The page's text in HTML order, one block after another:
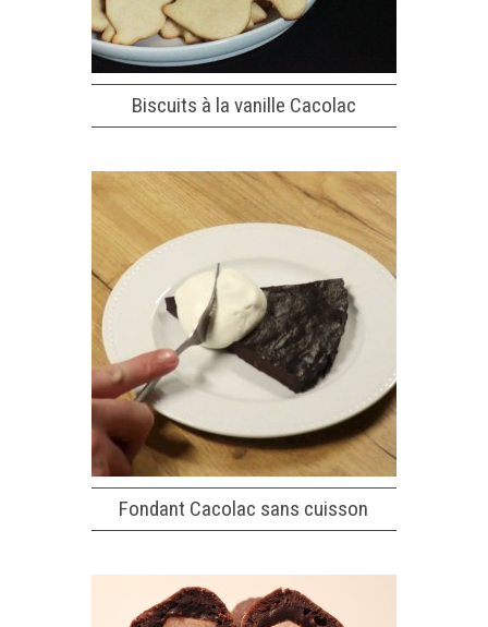
Biscuits à la vanille Cacolac
Fondant Cacolac sans cuisson